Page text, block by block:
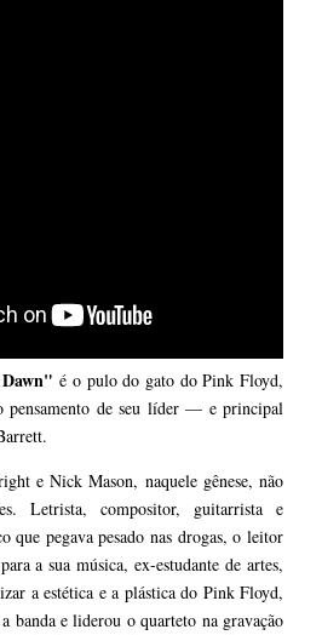
Dawn"é o pulo do gato do Pink Floyd,
pensamento de seu líder — e principal
e Nick Mason, naquele gênese, não
Letrista, compositor, guitarrista e
que pegava pesado nas drogas, o leitor
a sua música, ex-estudante de artes,
a estética e a plástica do Pink Floyd,
banda e liderou o quarteto na gravação